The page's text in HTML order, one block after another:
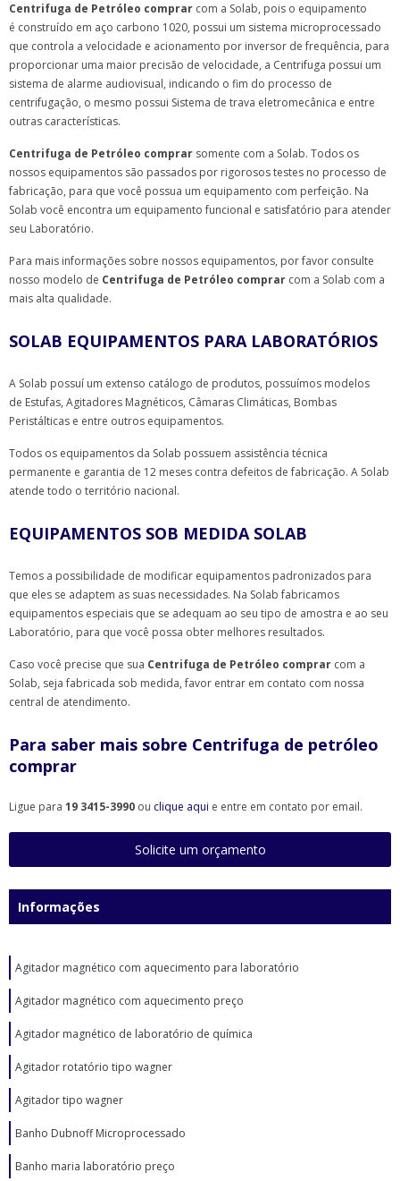
Centrifuga de Petróleo comprar com a Solab, pois o equipamento
é construído em aço carbono 1020, possui um sistema microprocessado
que controla a velocidade e acionamento por inversor de frequência, para
proporcionar uma maior precisão de velocidade, a Centrifuga possui um
sistema de alarme audiovisual, indicando o fim do processo de
centrifugação, o mesmo possui Sistema de trava eletromecânica e entre
outras características.
Centrifuga de Petróleo comprar somente com a Solab. Todos os
nossos equipamentos são passados por rigorosos testes no processo de
fabricação, para que você possua um equipamento com perfeição. Na
Solab você encontra um equipamento funcional e satisfatório para atender
seu Laboratório.
Para mais informações sobre nossos equipamentos, por favor consulte
nosso modelo de Centrifuga de Petróleo comprar com a Solab com a
mais alta qualidade.
SOLAB EQUIPAMENTOS PARA LABORATÓRIOS
A Solab possuí um extenso catálogo de produtos, possuímos modelos
de Estufas, Agitadores Magnéticos, Câmaras Climáticas, Bombas
Peristálticas e entre outros equipamentos.
Todos os equipamentos da Solab possuem assistência técnica
permanente e garantia de 12 meses contra defeitos de fabricação. A Solab
atende todo o território nacional.
EQUIPAMENTOS SOB MEDIDA SOLAB
Temos a possibilidade de modificar equipamentos padronizados para
que eles se adaptem as suas necessidades. Na Solab fabricamos
equipamentos especiais que se adequam ao seu tipo de amostra e ao seu
Laboratório, para que você possa obter melhores resultados.
Caso você precise que sua Centrifuga de Petróleo comprar com a
Solab, seja fabricada sob medida, favor entrar em contato com nossa
central de atendimento.
Para saber mais sobre Centrifuga de petróleo
comprar
Ligue para 19 3415-3990 ou clique aqui e entre em contato por email.
Solicite um orçamento
Informações
Agitador magnético com aquecimento para laboratório
Agitador magnético com aquecimento preço
Agitador magnético de laboratório de química
Agitador rotatório tipo wagner
Agitador tipo wagner
Banho Dubnoff Microprocessado
Banho maria laboratório preço